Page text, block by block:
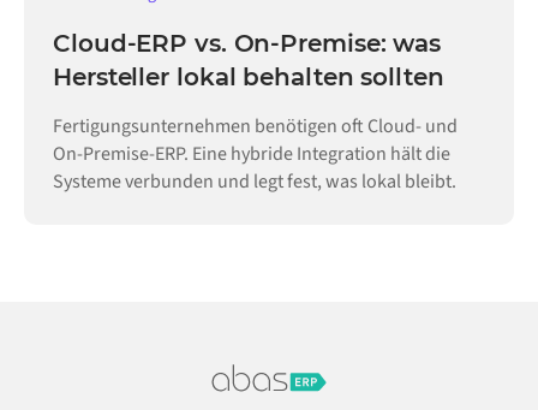
Cloud-ERP vs. On-Premise: was
Hersteller lokal behalten sollten
Fertigungsunternehmen benötigen oft Cloud- und
On-Premise-ERP. Eine hybride Integration hält die
Systeme verbunden und legt fest, was lokal bleibt.